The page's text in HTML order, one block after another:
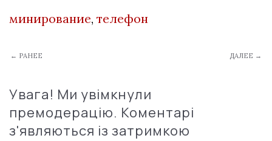
минирование, телефон
← РАНЕЕ ДАЛЕЕ →
Увага! Ми увімкнули
премодерацію. Коментарі
з'являються із затримкою